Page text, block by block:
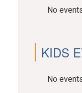
No
KIDS
No